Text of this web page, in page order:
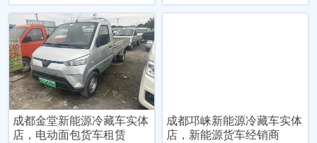
成都金堂新能源冷藏车实体
店，电动面包货车租赁
成都邛崃新能源冷藏车实体
店，新能源货车经销商